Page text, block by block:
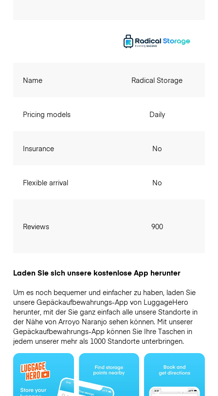
Name
Pricing models
Insurance
Flexible arrival
Reviews
Radical Storage
Daily
No
No
900
Laden Sie sich unsere kostenlose App herunter
Um es noch bequemer und einfacher zu haben, laden Sie
unsere Gepäckaufbewahrungs-App von LuggageHero
herunter, mit der Sie ganz einfach alle unsere Standorte in
der Nähe von Arroyo Naranjo sehen können. Mit unserer
Gepäckaufbewahrungs-App können Sie Ihre Taschen in
jedem unserer mehr als 1000 Standorte unterbringen.